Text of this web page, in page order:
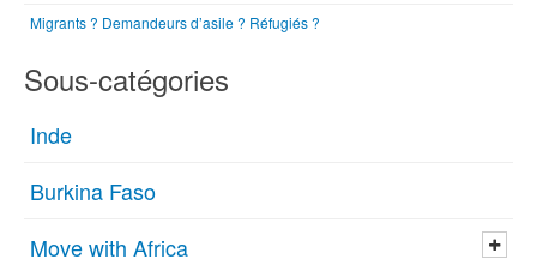
Migrants ? Demandeurs d’asile ? Réfugiés ?
Sous-catégories
Inde
Burkina Faso
Move with Africa